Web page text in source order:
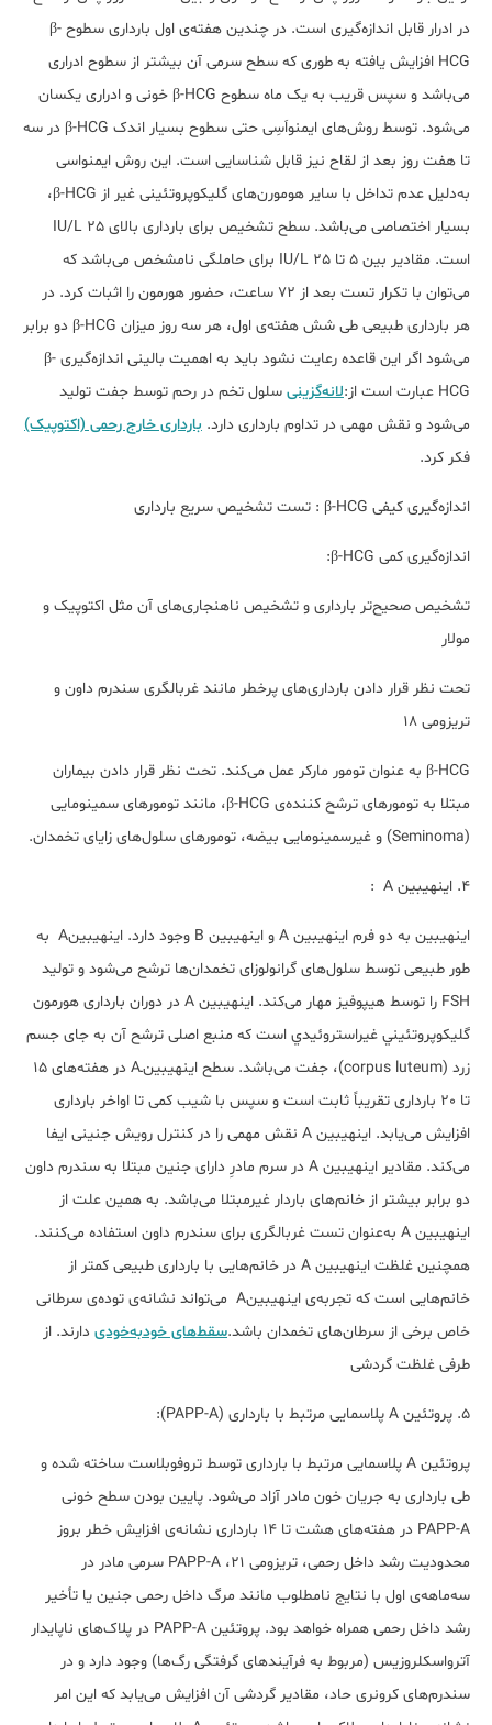
در ادرار قابل اندازه‌گیری است. در چندین هفته‌ی اول بارداری سطوح β-
HCG افزایش یافته به طوری که سطح سرمی آن بیشتر از سطوح ادراری
می‌باشد و سپس قریب به یک ماه سطوح β-HCG خونی و ادراری یکسان
می‌شود. توسط روش‌های ایمنواَسِی حتی سطوح بسیار اندک β-HCG در سه
تا هفت روز بعد از لقاح نیز قابل شناسایی است. این روش ایمنواسی
به‌دلیل عدم تداخل با سایر هومورن‌های گلیکوپروتئینی غیر از β-HCG،
است. مقادیر بین 5 تا 25 IU/L برای حاملگی نامشخص می‌باشد که
می‌توان با تکرار تست بعد از 72 ساعت، حضور هورمون را اثبات کرد. در
هر بارداری طبیعی طی شش هفته‌ی اول، هر سه روز میزان β-HCG دو برابر
می‌شود اگر این قاعده رعایت نشود باید به اهمیت بالینی اندازه‌گیری β-
HCG عبارت است از:
لانه‌گزینی سلول تخم در رحم توسط جفت تولید
می‌شود و نقش مهمی در تداوم بارداری دارد. بارداری خارج رحمی (اکتوپیک)
فکر کرد.
اندازه‌گیری کیفی β-HCG : تست تشخیص سریع بارداری
اندازه‌گیری کمی β-HCG:
تشخیص صحیح‌تر بارداری و تشخیص ناهنجاری‌های آن مثل اکتوپیک و
مولار
تحت نظر قرار دادن بارداری‌های پرخطر مانند غربالگری سندرم داون و
تریزومی 18
β-HCG به عنوان تومور مارکر عمل می‌کند. تحت نظر قرار دادن بیماران
مبتلا به تومورهای ترشح کننده‌ی β-HCG، مانند تومورهای سمینومایی
(Seminoma) و غیرسمینومایی بیضه، تومورهای سلول‌های زایای تخمدان.
4. اینهیبین‌ A :
اینهیبین به دو فرم اینهیبین A و اینهیبین B وجود دارد. اینهیبینA به
طور طبیعی توسط سلول‌های گرانولوزای تخمدان‌ها ترشح می‌شود و تولید
FSH را توسط هیپوفیز مهار می‌کند. اینهیبین A در دوران بارداری هورمون
گليكوپروتئيني غيراستروئيدي است که منبع اصلی ترشح آن به جای جسم
زرد (corpus luteum)، جفت می‌باشد. سطح اینهیبین‌ـ‌A در هفته‌های 15
تا 20 بارداری تقریباً ثابت است و سپس با شیب کمی تا اواخر بارداری
افزایش می‌یابد. اینهیبین A نقش مهمی را در کنترل رویش جنینی ایفا
می‌کند. مقادیر اینهیبین A در سرم مادرِ دارای جنین مبتلا به سندرم داون
دو برابر بیشتر از خانم‌های باردار غیرمبتلا می‌باشد. به همین علت از
اینهیبین A به‌عنوان تست غربالگری برای سندرم داون استفاده می‌کنند.
همچنین غلظت اینهیبین A در خانم‌هایی با بارداری طبیعی کمتر از
خانم‌هایی است که تجربه‌ی اینهیبینA می‌تواند نشانه‌ی توده‌ی سرطانی
خاص برخی از سرطان‌های تخمدان باشد.سقط‌های خودبه‌خودی دارند. از
طرفی غلظت گردشی
5. پروتئین A پلاسمایی مرتبط با بارداری (PAPP-A):
پروتئین A پلاسمایی مرتبط با بارداری توسط تروفوبلاست ساخته شده و
طی بارداری به جریان خون مادر آزاد می‌شود. پایین بودن سطح خونی
PAPP-A در هفته‌های هشت تا 14 بارداری نشانه‌ی افزایش خطر بروز
محدودیت رشد داخل رحمی، تریزومی 21، PAPP-A سرمی مادر در
سه‌ماهه‌ی اول با نتایج نامطلوب مانند مرگ داخل رحمی جنین یا تأخیر
رشد داخل رحمی همراه خواهد بود. پروتئین PAPP-A در پلاک‌های ناپایدار
آترواسکلروزیس (مربوط به فرآیندهای گرفتگی رگ‌ها) وجود دارد و در
سندرم‌های کرونری حاد، مقادیر گردشی آن افزایش می‌یابد که این امر